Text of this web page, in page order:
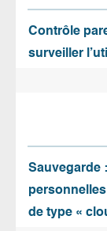
Contrôle
surveiller
Sauvegarde
de type «